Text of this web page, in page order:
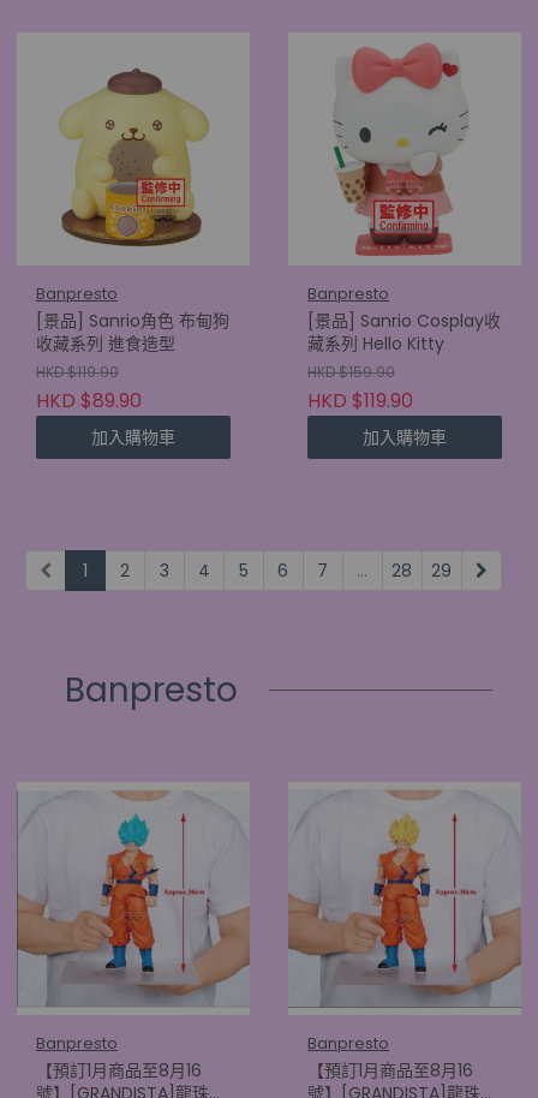
Banpresto
[景品] Sanrio角色 布甸狗
收藏系列 進食造型
HKD $119.90
HKD $89.90
加入購物車
Banpresto
[景品] Sanrio Cosplay收
藏系列 Hello Kitty
HKD $159.90
HKD $119.90
加入購物車
1 2 3 4 5 6 7 ... 28 29
Banpresto
Banpresto
【預訂1月商品至8月16
號】[GRANDISTA]龍珠超
Banpresto
【預訂1月商品至8月16
號】[GRANDISTA]龍珠超